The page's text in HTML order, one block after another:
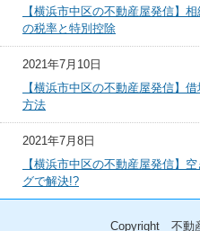
【横浜市中区の不動産屋発信】
の税率と特別控除
2021年7月10日
【横浜市中区の不動産屋発信】
方法
2021年7月8日
【横浜市中区の不動産屋発信】
グで解決!?
Copyright 不動